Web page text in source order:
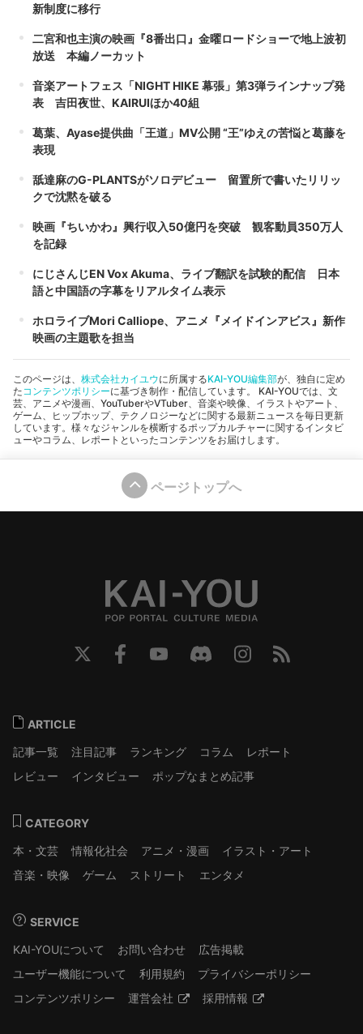
新制度に移行
二宮和也主演の映画『8番出口』金曜ロードショーで地上波初
放送 本編ノーカット
音楽アートフェス「NIGHT HIKE 幕張」第3弾ラインナップ発
表 吉田夜世、KAIRUIほか40組
葛葉、Ayase提供曲「王道」MV公開 “王”ゆえの苦悩と葛藤を
表現
舐達麻のG-PLANTSがソロデビュー 留置所で書いたリリッ
クで沈黙を破る
映画『ちいかわ』興行収入50億円を突破 観客動員350万人
を記録
にじさんじEN Vox Akuma、ライブ翻訳を試験的配信 日本
語と中国語の字幕をリアルタイム表示
ホロライブMori Calliope、アニメ『メイドインアビス』新作
映画の主題歌を担当
このページは、 株式会社カイユウに所属するKAI-YOU編集部が、独自に定め
たコンテンツポリシーに基づき制作・配信しています。 KAI-YOUでは、文
芸、アニメや漫画、YouTuberやVTuber、音楽や映像、イラストやアート、
ゲーム、ヒップホップ、テクノロジーなどに関する最新ニュースを毎日更新
しています。様々なジャンルを横断するポップカルチャーに関するインタビ
ューやコラム、レポートといったコンテンツをお届けします。
ページトップへ
ARTICLE
記事一覧
注目記事 ランキング コラム
レポート
レビュー
インタビュー ポップなまとめ記事
CATEGORY
本・文芸
情報化社会 アニメ・漫画
イラスト・アート
音楽・映像
ゲーム ストリート エンタメ
SERVICE
KAI-YOUについて
お問い合わせ
広告掲載
ユーザー機能について
利用規約
プライバシーポリシー
コンテンツポリシー
運営会社 採用情報